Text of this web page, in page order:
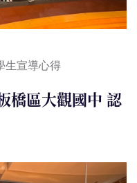
生宣導心得
橋區大觀國中 認